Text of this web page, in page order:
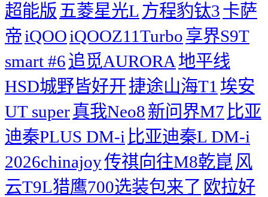
超能版 五菱星光L 方程豹钛3卡萨
帝iQOOiQOOZ11Turbo享界S9T
smart #6追觅AURORA 地平线
HSD城野皆好开捷途山海T1 埃安
UT super真我Neo8新问界M7 比亚
迪秦PLUS DM-i 比亚迪秦L DM-i
2026chinajoy传祺向往M8乾崑 风
云T9L猎鹰700选装包来了 欧拉好